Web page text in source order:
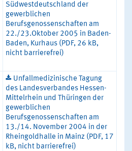
Südwestdeutschland der
gewerblichen
Berufsgenossenschaften am
22./23.Oktober 2005 in Baden-
Baden, Kurhaus (PDF, 26 kB,
nicht barrierefrei)
Unfallmedizinische Tagung
des Landesverbandes Hessen-
Mittelrhein und Thüringen der
gewerblichen
Berufsgenossenschaften am
13./14. November 2004 in der
Rheingoldhalle in Mainz (PDF, 17
kB, nicht barrierefrei)